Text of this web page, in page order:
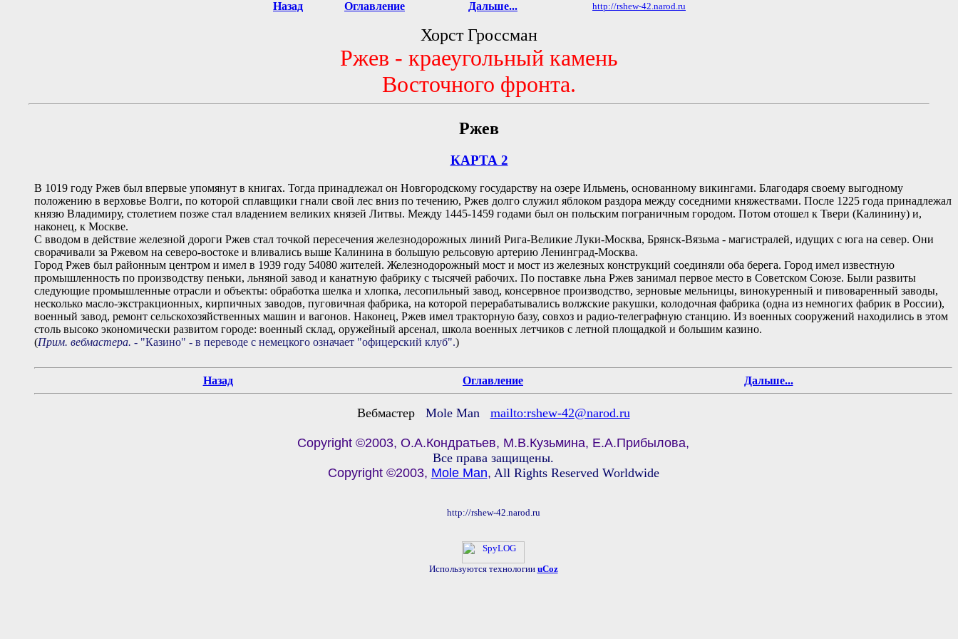
Назад Оглавление Дальше... http://rshew-42.narod.ru
Хорст Гроссман
Ржев - краеугольный камень
Восточного фронта.
Ржев
КАРТА 2
В 1019 году Ржев был впервые упомянут в книгах. Тогда принадлежал он Новгородскому государству на озере Ильмень, основанному викингами. Благодаря своему выгодному
положению в верховье Волги, по которой сплавщики гнали свой лес вниз по течению, Ржев долго служил яблоком раздора между соседними княжествами. После 1225 года принадлежал
князю Владимиру, столетием позже стал владением великих князей Литвы. Между 1445-1459 годами был он польским пограничным городом. Потом отошел к Твери (Калинину) и,
наконец, к Москве.
С вводом в действие железной дороги Ржев стал точкой пересечения железнодорожных линий Рига-Великие Луки-Москва, Брянск-Вязьма - магистралей, идущих с юга на север. Они
сворачивали за Ржевом на северо-востоке и вливались выше Калинина в большую рельсовую артерию Ленинград-Москва.
Город Ржев был районным центром и имел в 1939 году 54080 жителей. Железнодорожный мост и мост из железных конструкций соединяли оба берега. Город имел известную
промышленность по производству пеньки, льняной завод и канатную фабрику с тысячей рабочих. По поставке льна Ржев занимал первое место в Советском Союзе. Были развиты
следующие промышленные отрасли и объекты: обработка шелка и хлопка, лесопильный завод, консервное производство, зерновые мельницы, винокуренный и пивоваренный заводы,
несколько масло-экстракционных, кирпичных заводов, пуговичная фабрика, на которой перерабатывались волжские ракушки, колодочная фабрика (одна из немногих фабрик в России),
военный завод, ремонт сельскохозяйственных машин и вагонов. Наконец, Ржев имел тракторную базу, совхоз и радио-телеграфную станцию. Из военных сооружений находились в этом
столь высоко экономически развитом городе: военный склад, оружейный арсенал, школа военных летчиков с летной площадкой и большим казино.
(Прим. вебмастера. - "Казино" - в переводе с немецкого означает "офицерский клуб".)
Назад Оглавление Дальше...
Вебмастер Mole Man mailto:rshew-42@narod.ru
Copyright ©2003, О.А.Кондратьев, М.В.Кузьмина, Е.А.Прибылова,
Все права защищены.
Copyright ©2003, Mole Man, All Rights Reserved Worldwide
http://rshew-42.narod.ru
Используются технологии uCoz